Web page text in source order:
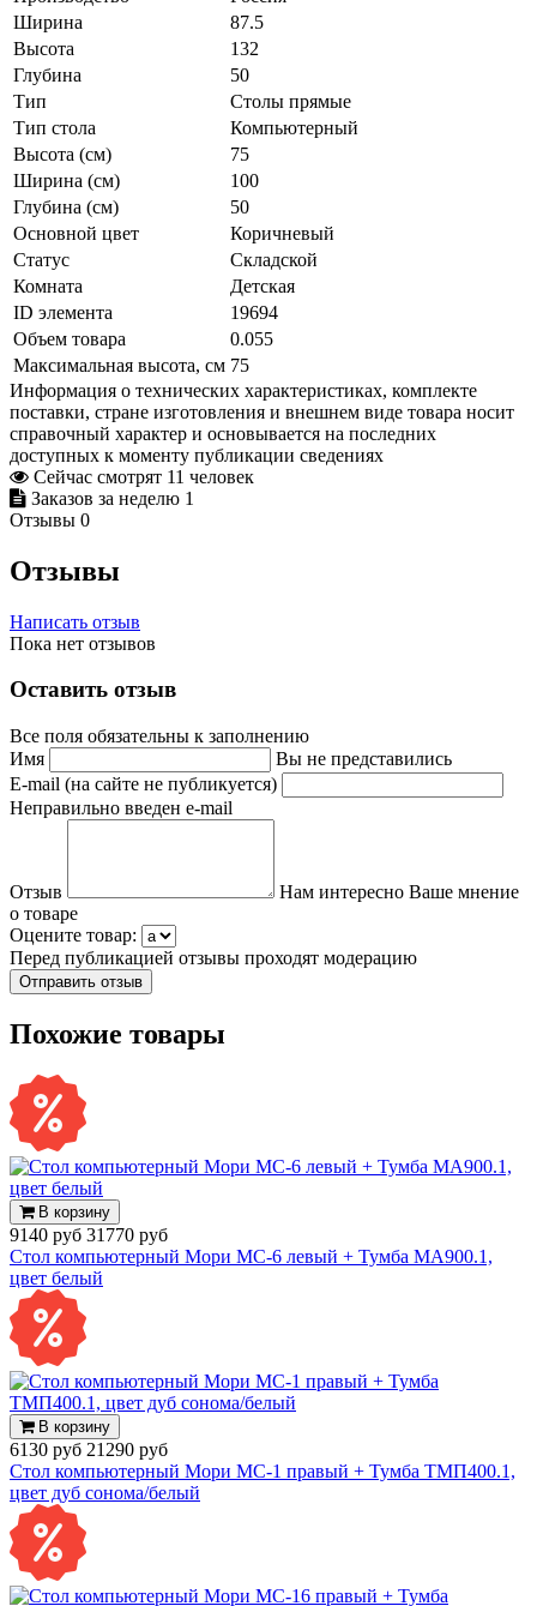
Ширина
87.5
Высота
132
Глубина
50
Тип
Столы прямые
Тип стола
Компьютерный
Высота (см)
75
Ширина (см)
100
Глубина (см)
50
Основной цвет
Коричневый
Статус
Складской
Комната
Детская
ID элемента
19694
Объем товара
0.055
Максимальная высота, см 75
Информация о технических характеристиках, комплекте
поставки, стране изготовления и внешнем виде товара носит
справочный характер и основывается на последних
доступных к моменту публикации сведениях
Сейчас смотрят 11 человек
Заказов за неделю 1
Отзывы 0
Отзывы
Написать отзыв
Пока нет отзывов
Оставить отзыв
Все поля обязательны к заполнению
Имя
Вы не представились
E-mail (на сайте не публикуется)
Неправильно введен e-mail
Отзыв
Нам интересно Ваше мнение
о товаре
Оцените товар:
Перед публикацией отзывы проходят модерацию
Похожие товары
В корзину
9140 руб 31770 руб
Стол компьютерный Мори МС-6 левый + Тумба МА900.1,
цвет белый
В корзину
6130 руб 21290 руб
Стол компьютерный Мори МС-1 правый + Тумба ТМП400.1,
цвет дуб сонома/белый